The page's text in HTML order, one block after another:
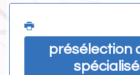
présélection